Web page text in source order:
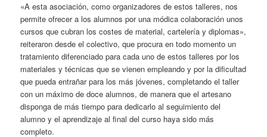
«A esta asociación, como organizadores de estos talleres, nos
permite ofrecer a los alumnos por una módica colaboración unos
cursos que cubran los costes de material, cartelería y diplomas»,
reiteraron desde el colectivo, que procura en todo momento un
tratamiento diferenciado para cada uno de estos talleres por los
materiales y técnicas que se vienen empleando y por la dificultad
que pueda entrañar para los más jóvenes, completando el taller
con un máximo de doce alumnos, de manera que el artesano
disponga de más tiempo para dedicarlo al seguimiento del
alumno y el aprendizaje al final del curso haya sido más
completo.